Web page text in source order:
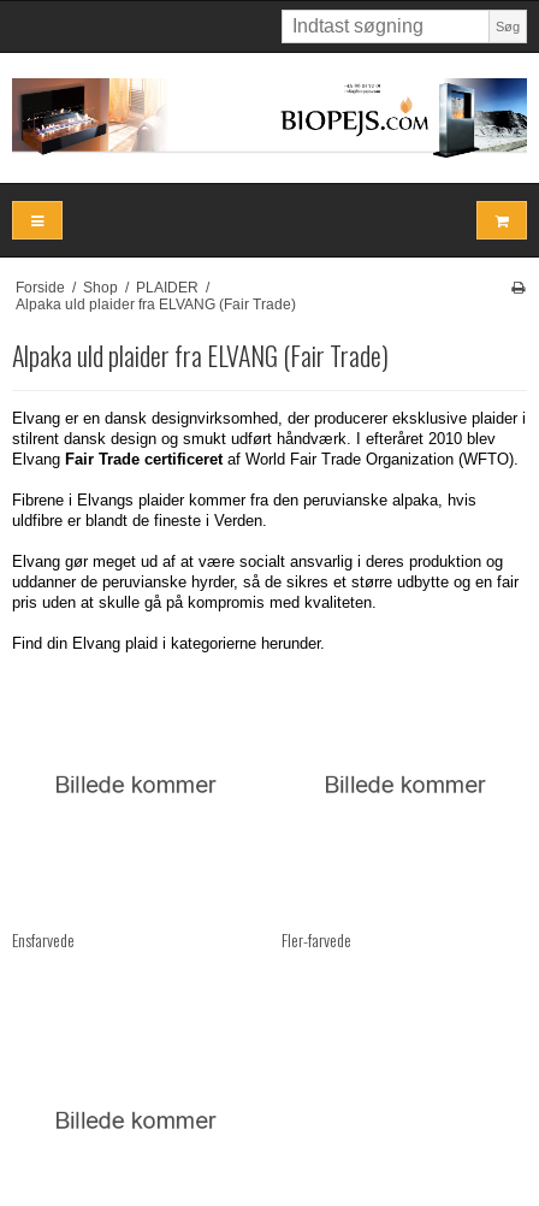
Søg
Forside / Shop / PLAIDER /
Alpaka uld plaider fra ELVANG (Fair Trade)
Alpaka uld plaider fra ELVANG (Fair Trade)
Elvang er en dansk designvirksomhed, der producerer eksklusive plaider i
stilrent dansk design og smukt udført håndværk. I efteråret 2010 blev
Elvang Fair Trade certificeretaf World Fair Trade Organization (WFTO).
Fibrene i Elvangs plaider kommer fra den peruvianske alpaka, hvis
uldfibre er blandt de fineste i Verden.
Elvang gør meget ud af at være socialt ansvarlig i deres produktion og
uddanner de peruvianske hyrder, så de sikres et større udbytte og en fair
pris uden at skulle gå på kompromis med kvaliteten.
Find din Elvang plaid i kategorierne herunder.
Ensfarvede Fler-farvede